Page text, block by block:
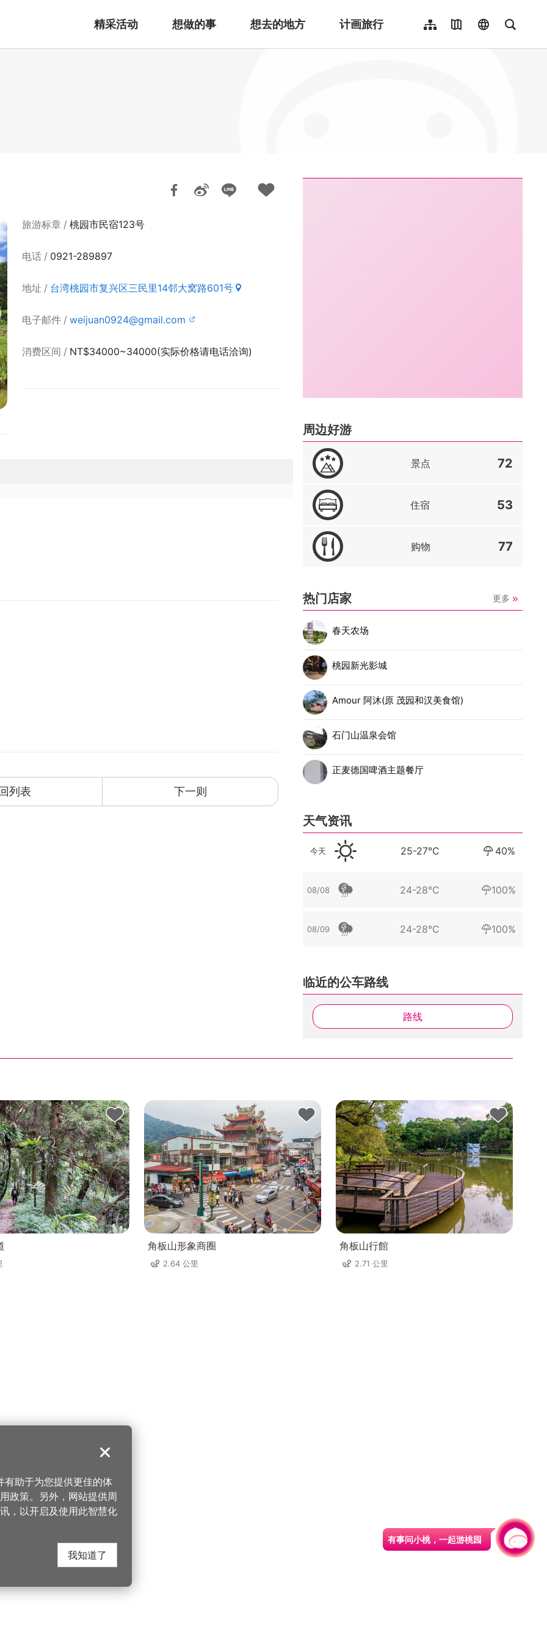
精采活动 想做的事 想去的地方 计画旅行
网站导览地图导览language全文检
旅游标章 桃园市民宿123号
电话 0921-289897
地址 台湾桃园市复兴区三民里14邻大窝路601号
电子邮件 weijuan0924@gmail.com
消费区间 NT$34000~34000(实际价格请电话洽询)
列表 下一则
:::
周边好游
景点 72
住宿 53
购物 77
热门店家 更多
春天农场
桃园新光影城
Amour 阿沐(原 茂园和汉美食馆)
石门山温泉会馆
正麦德国啤酒主题餐厅
天气资讯
今天 25-27°C 40%
08/08 24-28°C 100%
08/09 24-28°C 100%
临近的公车路线
路线
角板山形象商圈
2.64 公里
角板山行館
2.71 公里
关闭
助于为您提供更佳的体
政策。另外，网站提供周
，以开启及使用此智慧化
我知道了
有事问小桃，一起游桃园